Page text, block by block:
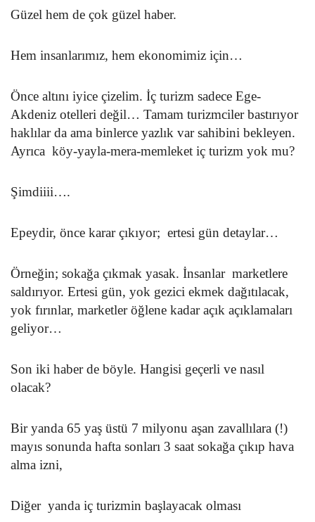
Güzel hem de çok güzel haber.
Hem insanlarımız, hem ekonomimiz için…
Önce altını iyice çizelim. İç turizm sadece Ege-
Akdeniz otelleri değil… Tamam turizmciler bastırıyor
haklılar da ama binlerce yazlık var sahibini bekleyen.
Ayrıca köy-yayla-mera-memleket iç turizm yok mu?
Şimdiiii….
Epeydir, önce karar çıkıyor; ertesi gün detaylar…
Örneğin; sokağa çıkmak yasak. İnsanlar marketlere
saldırıyor. Ertesi gün, yok gezici ekmek dağıtılacak,
yok fırınlar, marketler öğlene kadar açık açıklamaları
geliyor…
Son iki haber de böyle. Hangisi geçerli ve nasıl
olacak?
Bir yanda 65 yaş üstü 7 milyonu aşan zavallılara (!)
mayıs sonunda hafta sonları 3 saat sokağa çıkıp hava
alma izni,
Diğer yanda iç turizmin başlayacak olması